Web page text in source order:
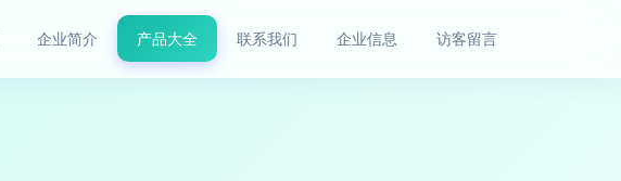
企业简介 产品大全 联系我们 企业信息 访客留言